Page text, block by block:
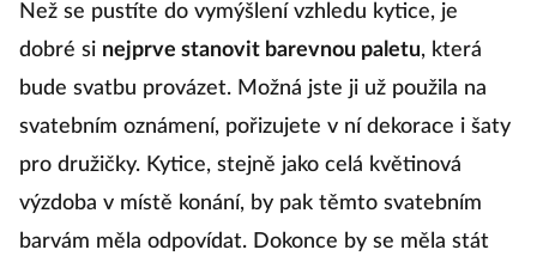
Než se pustíte do vymýšlení vzhledu kytice, je
dobré si nejprve stanovit barevnou paletu, která
bude svatbu provázet. Možná jste ji už použila na
svatebním oznámení, pořizujete v ní dekorace i šaty
pro družičky. Kytice, stejně jako celá květinová
výzdoba v místě konání, by pak těmto svatebním
barvám měla odpovídat. Dokonce by se měla stát